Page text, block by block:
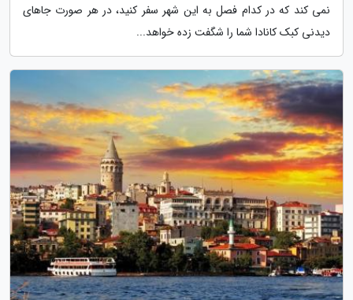
نمی کند که در کدام فصل به این شهر سفر کنید، در هر صورت جاهای
دیدنی کبک کانادا شما را شگفت زده خواهد...